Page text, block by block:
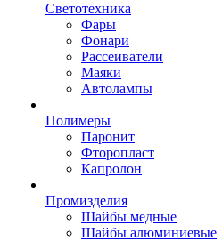
Светотехника
Фары
Фонари
Рассеиватели
Маяки
Автолампы
Полимеры
Паронит
Фторопласт
Капролон
Промизделия
Шайбы медные
Шайбы алюминиевые